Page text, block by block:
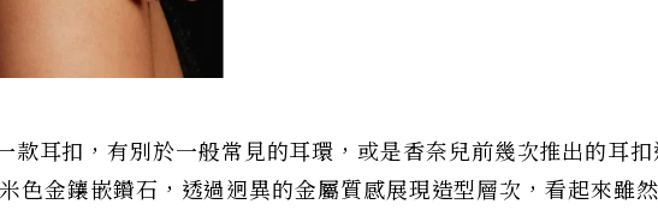
款耳扣，有別於一般常見的耳環，或是香奈兒前幾次推出的耳
色金鑲嵌鑽石，透過迥異的金屬質感展現造型層次，看起來雖